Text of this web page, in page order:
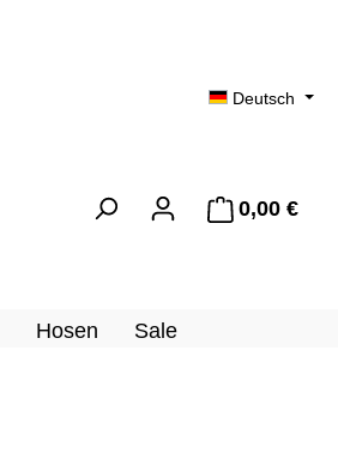
Deutsch
0,00 €
Hosen Sale